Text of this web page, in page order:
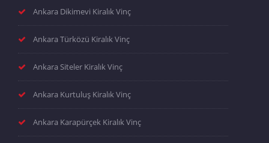
Ankara Dikimevi Kiralık Vinç
Ankara Türközü Kiralık Vinç
Ankara Siteler Kiralık Vinç
Ankara Kurtuluş Kiralık Vinç
Ankara Karapürçek Kiralık Vinç